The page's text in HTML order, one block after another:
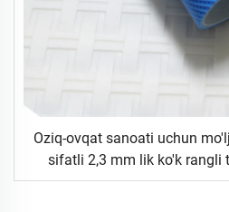
Oziq-ovqat sanoati uchun
sifatli 2,3 mm lik ko'k rangli